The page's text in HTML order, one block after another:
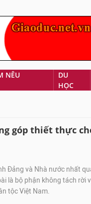
NÊU
DU
HỌC
góp thiết thực
Đảng và Nhà nước nhất
là bộ phận không tách rời
tộc Việt Nam.